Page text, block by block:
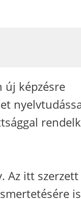
új képzésre
Az itt szerzett
is